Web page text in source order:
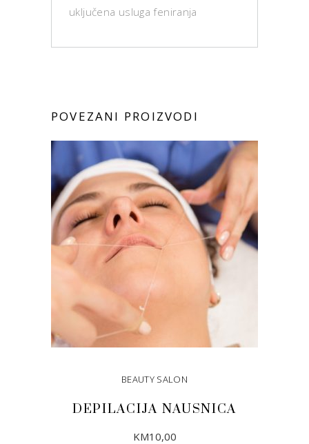
uključena usluga feniranja
POVEZANI PROIZVODI
BEAUTY SALON
DEPILACIJA NAUSNICA
KM10,00